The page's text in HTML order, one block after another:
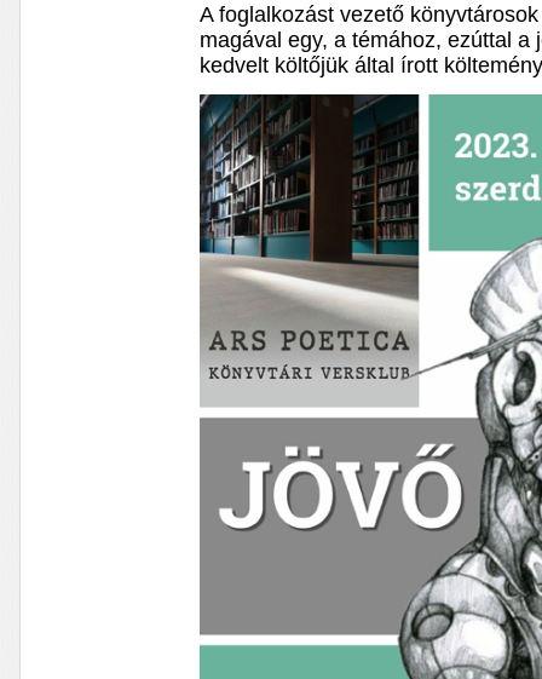
A foglalkozást vezető
magával egy, a témához, ezúttal
kedvelt költőjük által írott